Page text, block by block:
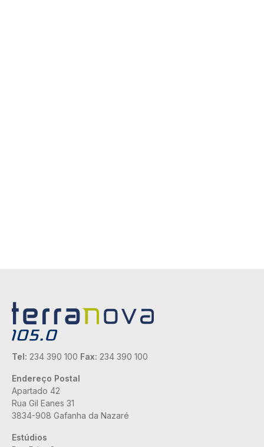
Tel: 234 390 100 Fax: 234 390 100
Endereço Postal
Apartado 42
Rua Gil Eanes 31
3834-908 Gafanha da Nazaré
Estúdios